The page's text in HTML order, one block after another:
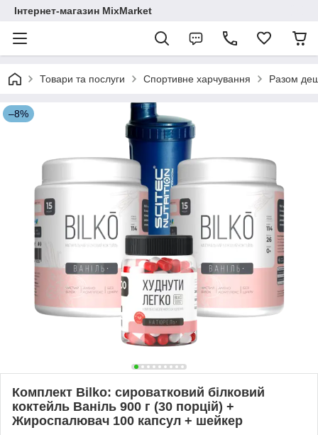
Інтернет-магазин MixMarket
Товари та послуги Спортивне харчування Разом
–8%
Комплект Bilko: сироватковий білковий
коктейль Ваніль 900 г (30 порцій) +
Жироспалювач 100 капсул + шейкер